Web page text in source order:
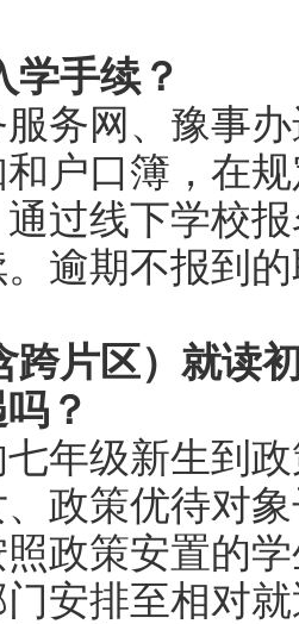
学手续？
务网、豫事
户口簿，在
过线下学校
逾期不报到
跨片区）就读
？
年级新生到
政策优待对
政策安置的
安排至相对